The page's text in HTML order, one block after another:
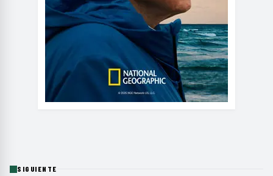
SIGUIENTE